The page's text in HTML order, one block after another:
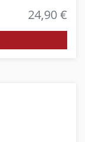
24,90 €